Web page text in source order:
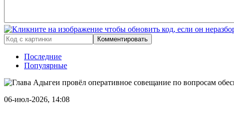
Комментировать
Последние
Популярные
06-июл-2026, 14:08